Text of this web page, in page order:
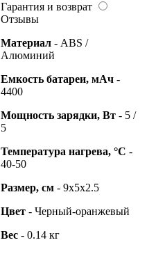
Гарантия и возврат
Отзывы
Материал - ABS /
Алюминий
Емкость батареи, мАч -
4400
Мощность зарядки, Вт - 5 /
5
Температура нагрева, °С -
40-50
Размер, см - 9x5x2.5
Цвет - Черный-оранжевый
Вес - 0.14 кг